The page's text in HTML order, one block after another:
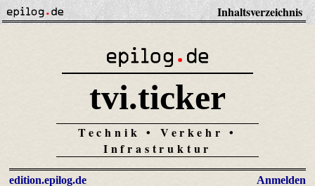
Inhaltsverzeichnis
tvi.ticker
Technik • Verkehr •
Infrastruktur
edition.epilog.de
Anmelden